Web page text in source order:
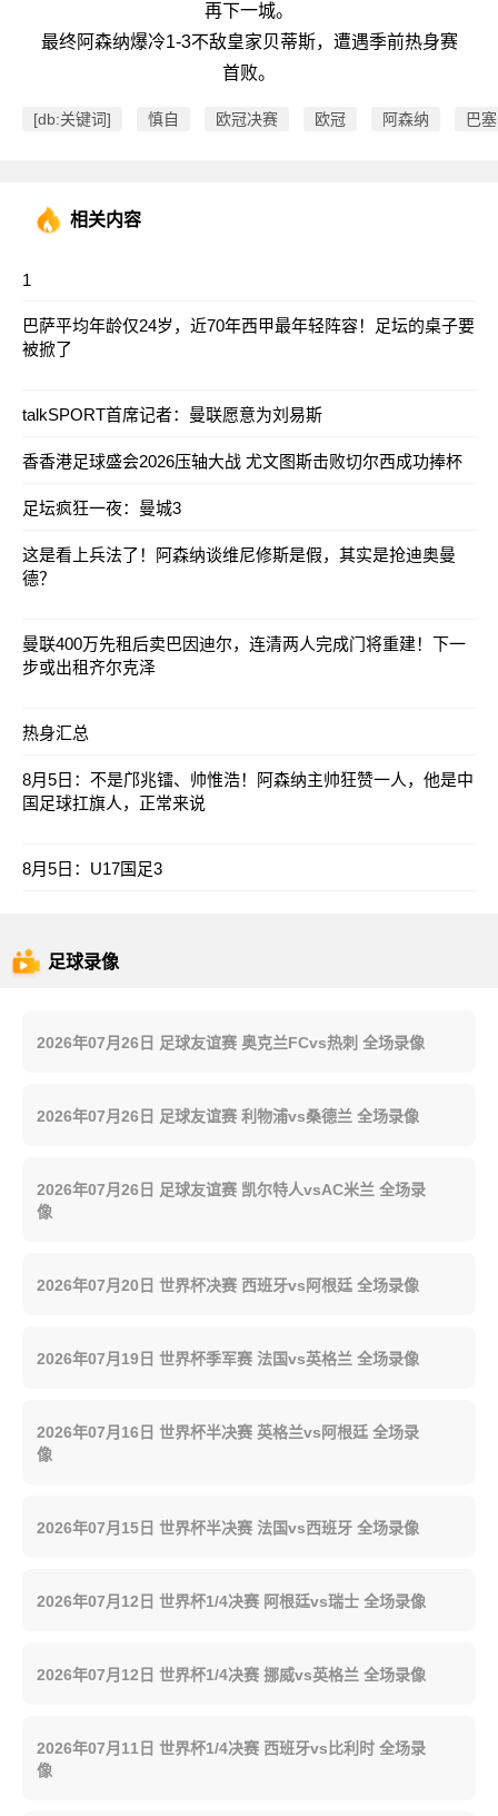
再下一城。
最终阿森纳爆冷1-3不敌皇家贝蒂斯，遭遇季前热身赛
首败。
[db:关键词] 慎自 欧冠决赛 欧冠 阿森纳 巴
相关内容
1
巴萨平均年龄仅24岁，近70年西甲最年轻阵容！足坛的桌子要
被掀了
talkSPORT首席记者：曼联愿意为刘易斯
香香港足球盛会2026压轴大战 尤文图斯击败切尔西成功捧杯
足坛疯狂一夜：曼城3
这是看上兵法了！阿森纳谈维尼修斯是假，其实是抢迪奥曼
德？
曼联400万先租后卖巴因迪尔，连清两人完成门将重建！下一
步或出租齐尔克泽
热身汇总
8月5日：不是邝兆镭、帅惟浩！阿森纳主帅狂赞一人，他是中
国足球扛旗人，正常来说
8月5日：U17国足3
足球录像
2026年07月26日 足球友谊赛 奥克兰FCvs热刺 全场录像
2026年07月26日 足球友谊赛 利物浦vs桑德兰 全场录像
2026年07月26日 足球友谊赛 凯尔特人vsAC米兰 全场录
像
2026年07月20日 世界杯决赛 西班牙vs阿根廷 全场录像
2026年07月19日 世界杯季军赛 法国vs英格兰 全场录像
2026年07月16日 世界杯半决赛 英格兰vs阿根廷 全场录
像
2026年07月15日 世界杯半决赛 法国vs西班牙 全场录像
2026年07月12日 世界杯1/4决赛 阿根廷vs瑞士 全场录像
2026年07月12日 世界杯1/4决赛 挪威vs英格兰 全场录像
2026年07月11日 世界杯1/4决赛 西班牙vs比利时 全场录
像